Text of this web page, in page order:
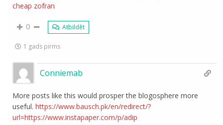
cheap zofran
0 Atbildēt
1 gads pirms
Conniemab
More posts like this would prosper the blogosphere more
useful.https://www.bausch.pk/en/redirect/?
url=https://www.instapaper.com/p/adip